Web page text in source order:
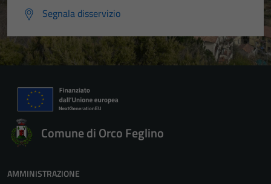
Segnala disservizio
Comune di Orco Feglino
AMMINISTRAZIONE